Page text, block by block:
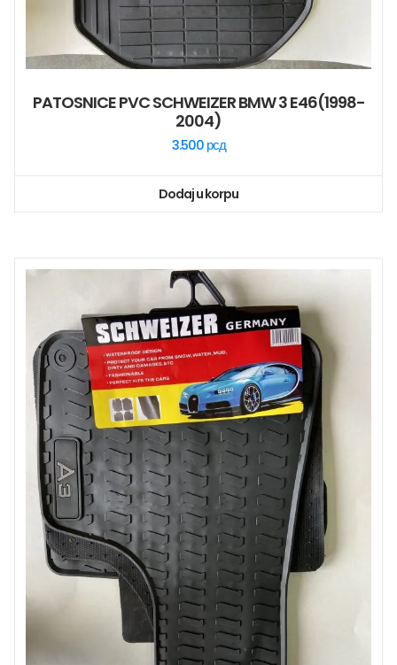
PATOSNICE PVC SCHWEIZER BMW 3 E46(1998-
2004)
3.500 рсд
Dodaj u korpu